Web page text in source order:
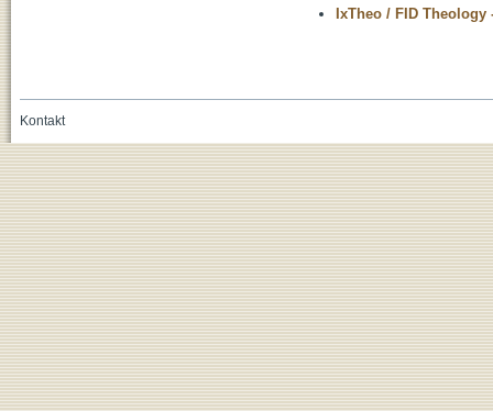
IxTheo / FID Theology
Kontakt